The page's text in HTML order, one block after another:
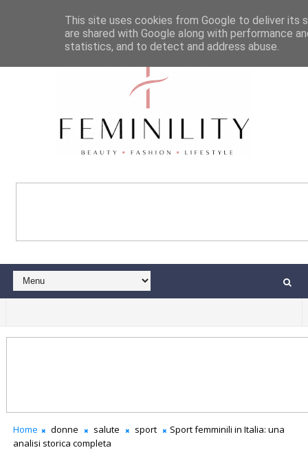
Home donne salute sport
Sport femminili in Italia: una
analisi storica completa
This site uses cookies from Google to deliver its
are shared with Google along with performance
statistics, and to detect and address abuse.